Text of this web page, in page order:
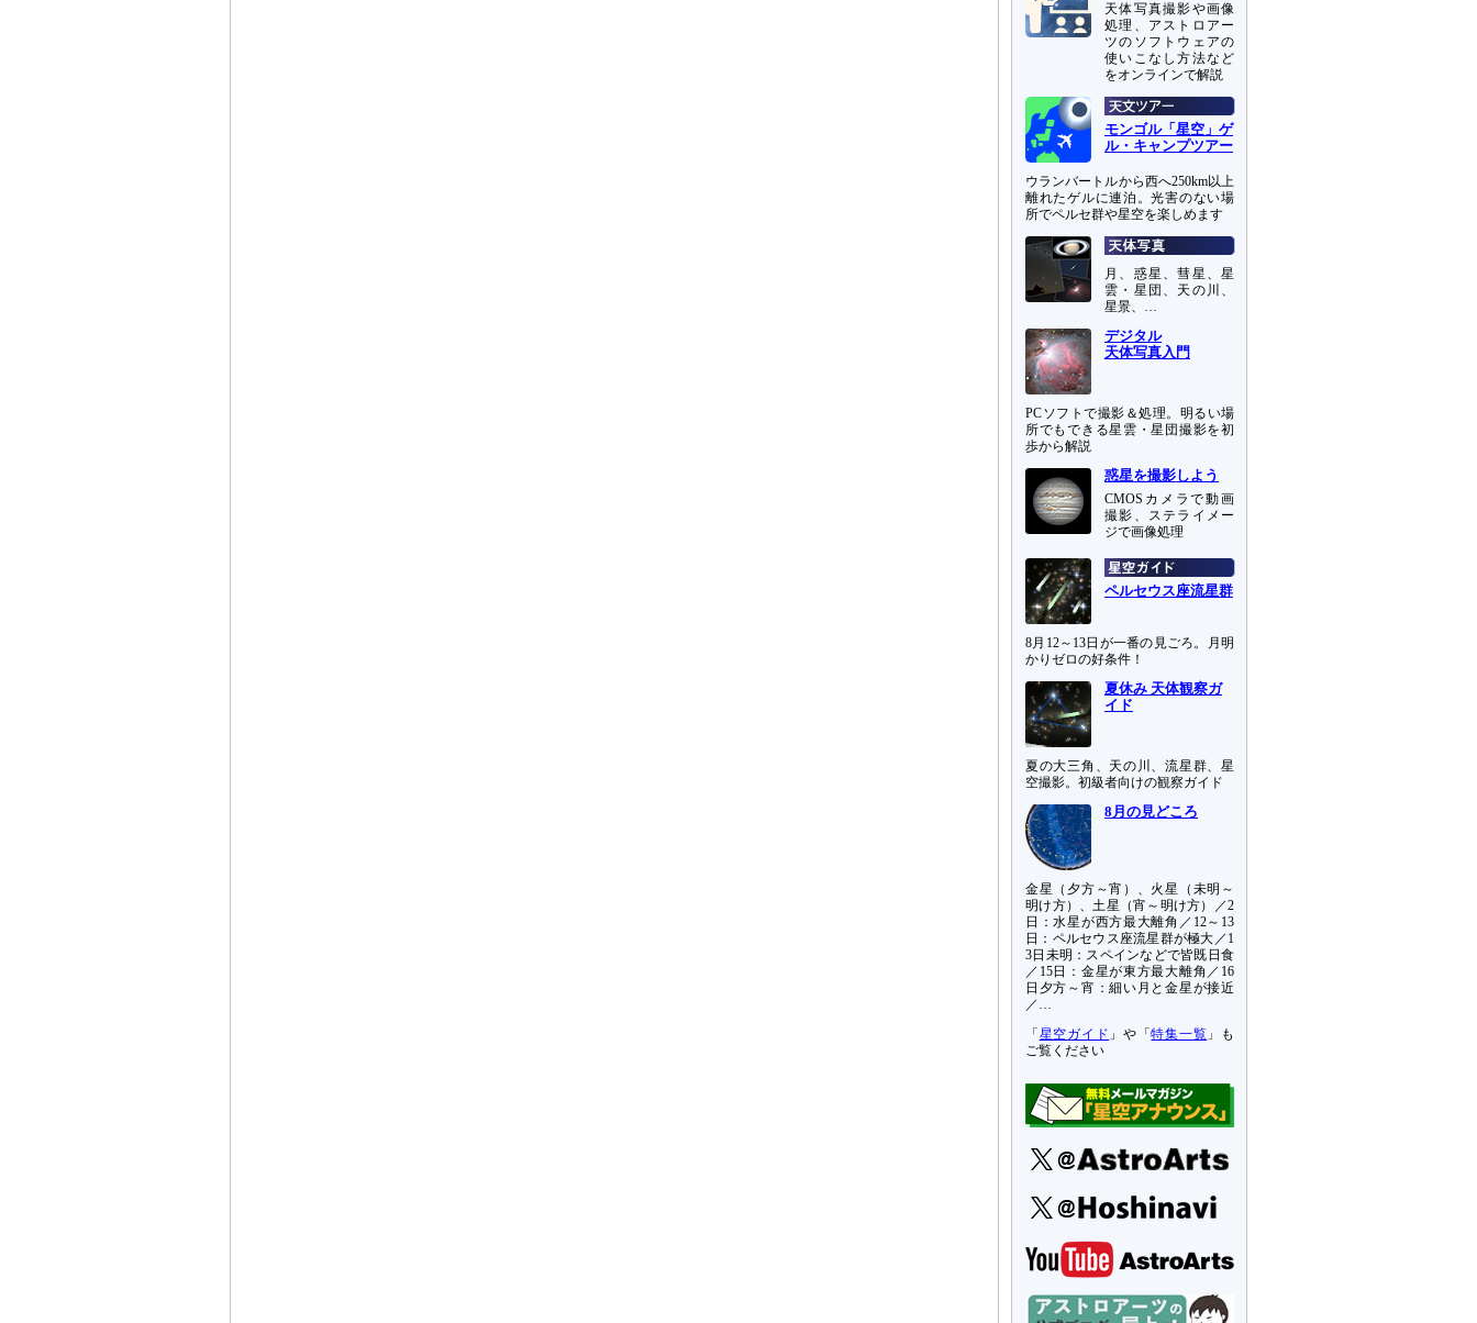
天体写真撮影や画像
処理、アストロアー
ツのソフトウェアの
使いこなし方法など
をオンラインで解説
モンゴル「星空」ゲ
ル・キャンプツアー
ウランバートルから西へ250km以上
離れたゲルに連泊。光害のない場
所でペルセ群や星空を楽しめます
月、惑星、彗星、星
雲・星団、天の川、
星景、…
デジタル
天体写真入門
PCソフトで撮影＆処理。明るい場
所でもできる星雲・星団撮影を初
歩から解説
惑星を撮影しよう
CMOSカメラで動画
撮影、ステライメー
ジで画像処理
ペルセウス座流星群
8月12～13日が一番の見ごろ。月明
かりゼロの好条件！
夏休み 天体観察ガ
イド
夏の大三角、天の川、流星群、星
空撮影。初級者向けの観察ガイド
8月の見どころ
金星（夕方～宵）、火星（未明～
明け方）、土星（宵～明け方）／2
日：水星が西方最大離角／12～13
日：ペルセウス座流星群が極大／1
3日未明：スペインなどで皆既日食
／15日：金星が東方最大離角／16
日夕方～宵：細い月と金星が接近
／…
「 星空ガイド 」や「特集一覧 」も
ご覧ください